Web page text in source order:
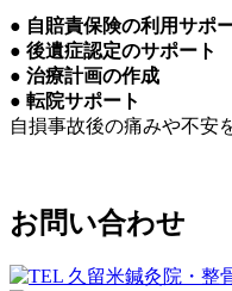
● 自賠責保険の利用サポ
● 後遺症認定のサポート
● 治療計画の作成
● 転院サポート
自損事故後の痛みや不安
お問い合わせ